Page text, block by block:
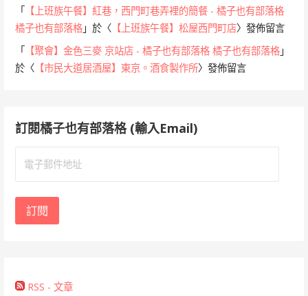
「 【上班族午餐】紅巷，西門町巷弄裡的簡餐 - 橘子也有部落格
橘子也有部落格 」於〈 【上班族午餐】松屋西門町店〉發佈留言
「 【聚會】金色三麥 京站店 - 橘子也有部落格 橘子也有部落格 」
於〈 【市民大道居酒屋】東京。酒食製作所〉發佈留言
訂閱橘子也有部落格 (輸入Email)
地
訂閱
RSS - 文章